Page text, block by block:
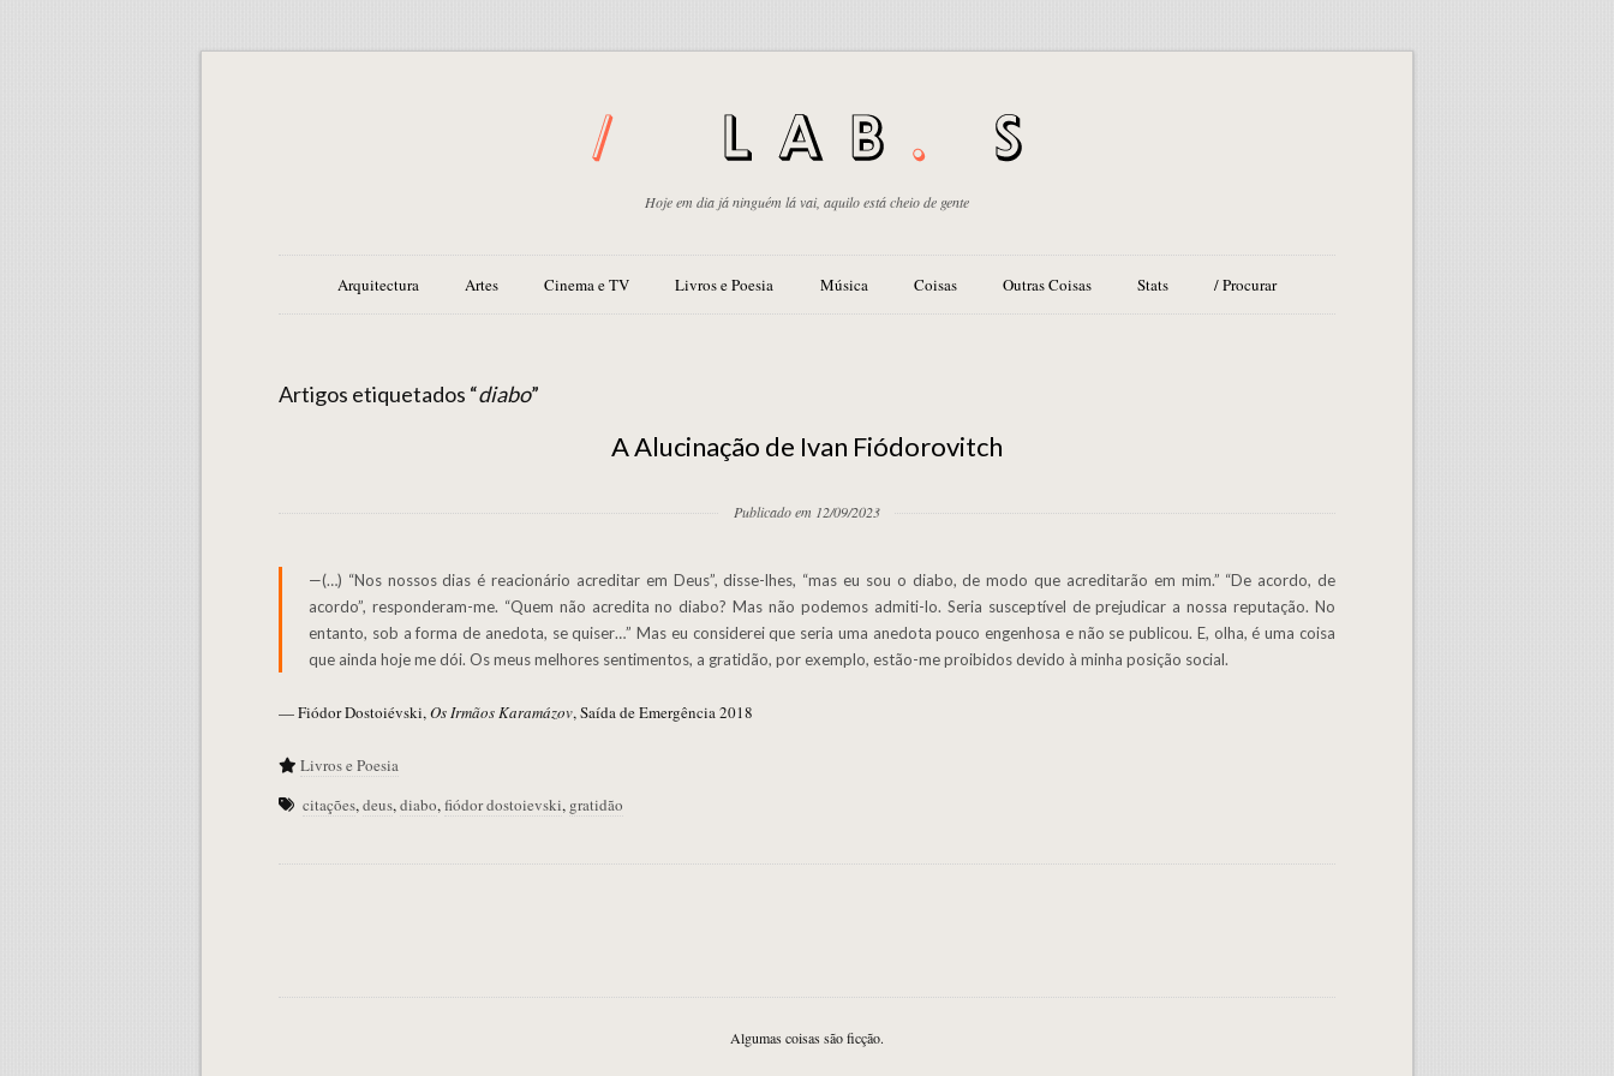
Hoje em dia já ninguém lá vai, aquilo está cheio de gente
Arquitectura Artes Cinema e TV Livros e Poesia Música Coisas Outras Coisas Stats / Procurar
Artigos etiquetados “diabo”
A Alucinação de Ivan Fiódorovitch
Publicado em 12/09/2023
—(…) “Nos nossos dias é reacionário acreditar em Deus”, disse-lhes, “mas eu sou o diabo, de modo que acreditarão em mim.” “De acordo, de
acordo”, responderam-me. “Quem não acredita no diabo? Mas não podemos admiti-lo. Seria susceptível de prejudicar a nossa reputação. No
entanto, sob a forma de anedota, se quiser…” Mas eu considerei que seria uma anedota pouco engenhosa e não se publicou. E, olha, é uma coisa
que ainda hoje me dói. Os meus melhores sentimentos, a gratidão, por exemplo, estão-me proibidos devido à minha posição social.
— Fiódor Dostoiévski,Os Irmãos Karamázov, Saída de Emergência 2018
Livros e Poesia
citações,deus,diabo,fiódor dostoievski, gratidão
Algumas coisas são ficção.